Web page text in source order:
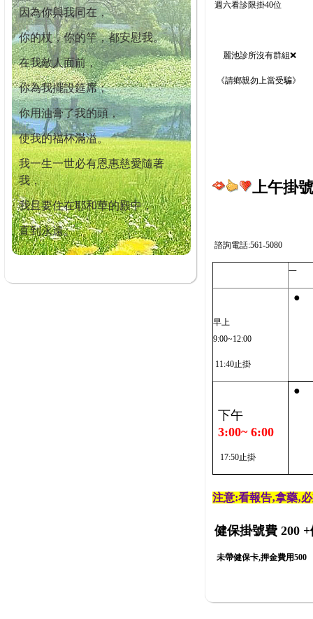
因為你與我同在，
你的杖，你的竿，都安慰我。
在我敵人面前，
你為我擺設筵席；
你用油膏了我的頭，
使我的福杯滿溢。
我一生一世必有恩惠慈愛隨著
我，
我且要住在耶和華的殿中，
直到永遠。
週六看診限掛40位
麗池診所沒有群組❌
《請鄉親勿上當受騙》
上午掛
諮詢電話:561-5080
一
早上
9:00~12:00
11:40止掛
●
下午
3:00~ 6:00
17:50止掛
●
注意:看報告‚拿藥‚
健保掛號費 200 +
未帶健保卡,押金費用500